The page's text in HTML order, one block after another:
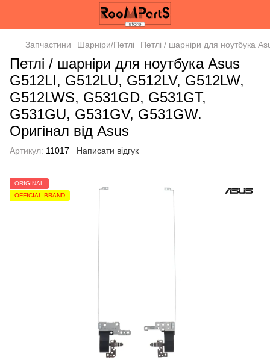
Запчастини Шарніри/Петлі Петлі / шарніри для ноутбука
Петлі / шарніри для ноутбука Asus
G512LI, G512LU, G512LV, G512LW,
G512LWS, G531GD, G531GT,
G531GU, G531GV, G531GW.
Оригінал від Asus
Артикул: 11017 Написати відгук
ORIGINAL
OFFICIAL BRAND